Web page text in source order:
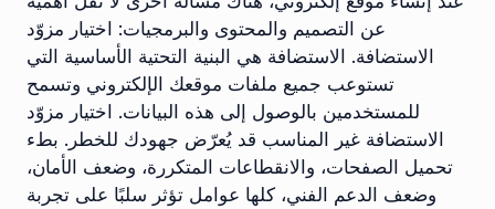
عن التصميم والمحتوى والبرمجيات: اختيار مزوّد
الاستضافة. الاستضافة هي البنية التحتية الأساسية التي
تستوعب جميع ملفات موقعك الإلكتروني وتسمح
للمستخدمين بالوصول إلى هذه البيانات. اختيار مزوّد
الاستضافة غير المناسب قد يُعرّض جهودك للخطر. بطء
تحميل الصفحات، والانقطاعات المتكررة، وضعف الأمان،
وضعف الدعم الفني، كلها عوامل تؤثر سلبًا على تجربة